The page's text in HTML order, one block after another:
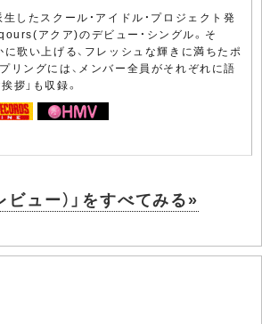
生したスクール・アイドル・プロジェクト発
アクア)のデビュー・シングル。そ
歌い上げる、フレッシュな輝きに満ちたポ
リングには、メンバー全員がそれぞれに語
拶」も収録。
ビュー）」をすべてみる»